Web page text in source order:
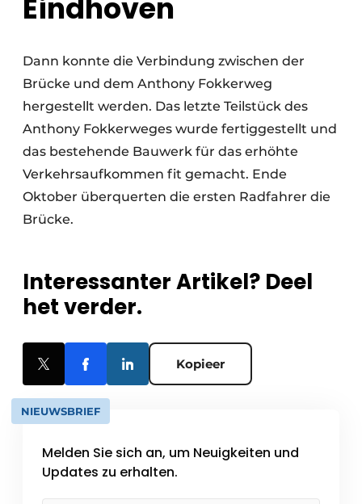
Eindhoven
Dann konnte die Verbindung zwischen der
Brücke und dem Anthony Fokkerweg
hergestellt werden. Das letzte Teilstück des
Anthony Fokkerweges wurde fertiggestellt und
das bestehende Bauwerk für das erhöhte
Verkehrsaufkommen fit gemacht. Ende
Oktober überquerten die ersten Radfahrer die
Brücke.
Interessanter Artikel? Deel
het verder.
Kopieer
NIEUWSBRIEF
Melden Sie sich an, um Neuigkeiten und
Updates zu erhalten.